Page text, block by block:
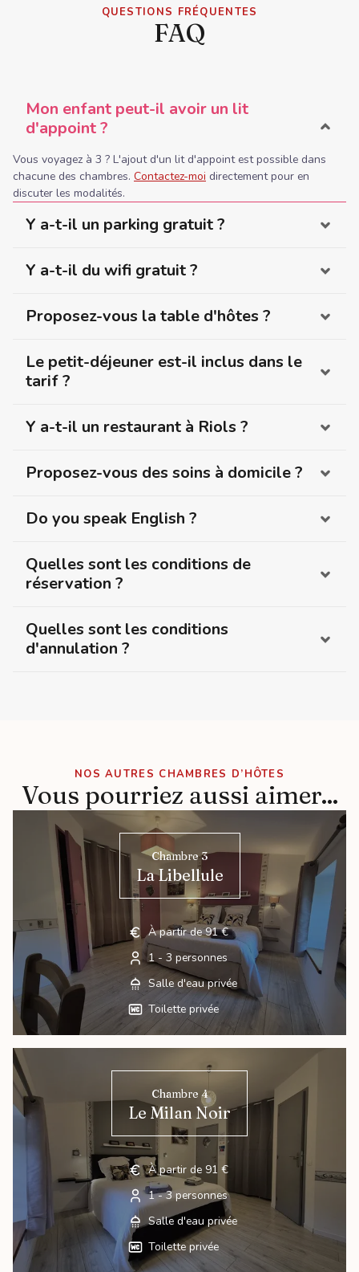
QUESTIONS FRÉQUENTES
FAQ
Mon enfant peut-il avoir un lit
d'appoint ?
Vous voyagez à 3 ? L'ajout d'un lit d'appoint est possible dans
chacune des chambres. Contactez-moi directement pour en
discuter les modalités.
Y a-t-il un parking gratuit ?
Y a-t-il du wifi gratuit ?
Proposez-vous la table d'hôtes ?
Le petit-déjeuner est-il inclus dans le
tarif ?
Y a-t-il un restaurant à Riols ?
Proposez-vous des soins à domicile ?
Do you speak English ?
Quelles sont les conditions de
réservation ?
Quelles sont les conditions
d'annulation ?
NOS AUTRES CHAMBRES D’HÔTES
Vous pourriez aussi aimer...
Chambre 3
La Libellule
À partir de 91 €
1 - 3 personnes
Salle d'eau privée
Toilette privée
Chambre 4
Le Milan Noir
À partir de 91 €
1 - 3 personnes
Salle d'eau privée
Toilette privée